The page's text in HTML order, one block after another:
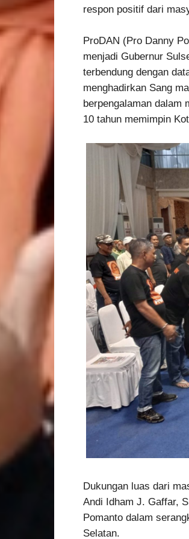
respon positif dari
ProDAN (Pro Danny
menjadi Gubernur
terbendung dengan
menghadirkan Sang
berpengalaman dalam
10 tahun memimpin
Dukungan luas dari
Andi Idham J. Gaffar,
Pomanto dalam
Selatan.